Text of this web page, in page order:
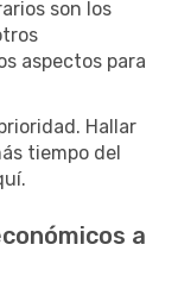
son los
aspectos para
Hallar
tiempo del
a